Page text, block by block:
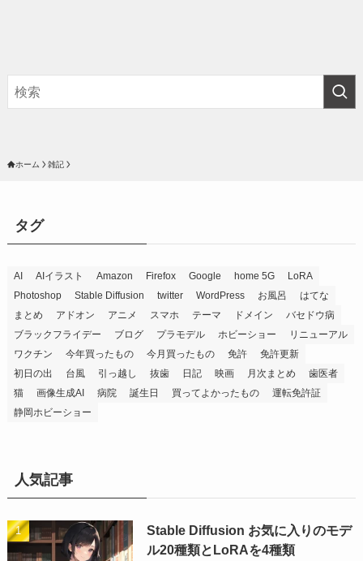
ホーム 雑記
タグ
AI AIイラスト Amazon Firefox Google home 5G
LoRA
Photoshop
Stable Diffusion twitter WordPress お風呂
はてな
まとめ
アドオン アニメ スマホ テーマ ドメイン
バセドウ病
ブラックフライデー
ブログ プラモデル ホビーショー
リニューアル
ワクチン
今年買ったもの 今月買ったもの 免許
免許更新
初日の出
台風 引っ越し 抜歯 日記 映画 月次まとめ
歯医者
猫
画像生成AI 病院 誕生日 買ってよかったもの
運転免許証
静岡ホビーショー
人気記事
Stable Diffusion お気に入りのモデ
ル20種類とLoRAを4種類